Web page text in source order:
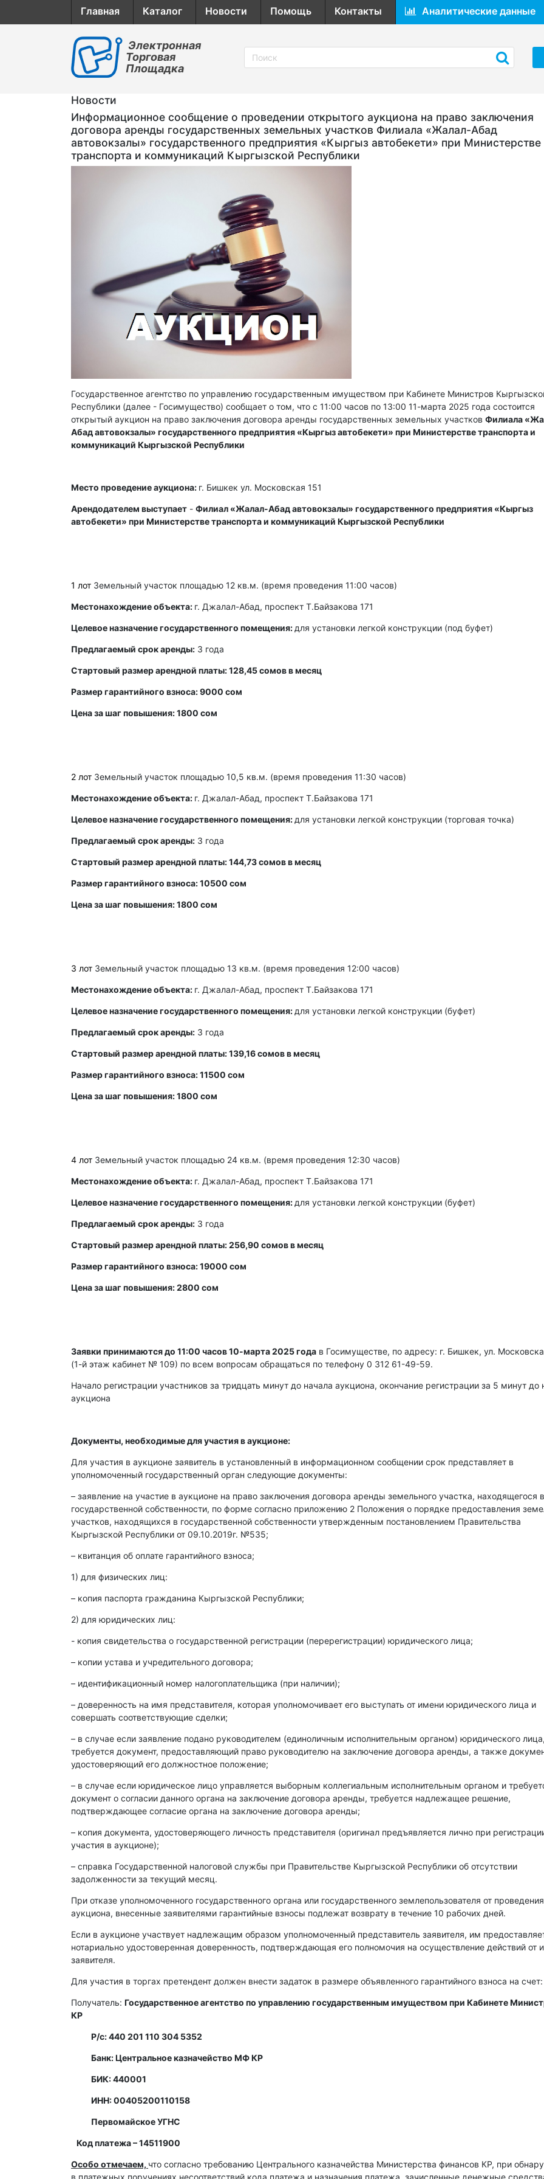
Главная Каталог Новости Помощь Контакты Аналитические данные
Электронная
Торговая
Площадка
Новости
Информационное сообщение о проведении открытого аукциона на право заключения
договора аренды государственных земельных участков Филиала «Жалал-Абад
автовокзалы» государственного предприятия «Кыргыз автобекети» при Министерстве
транспорта и коммуникаций Кыргызской Республики
Государственное агентство по управлению государственным имуществом при Кабинете Министров
Республики (далее - Госимущество) сообщает о том, что с 11:00 часов по 13:00 11-марта 2025 года состоится
открытый аукцион на право заключения договора аренды государственных земельных участков Филиала
Абад автовокзалы» государственного предприятия «Кыргыз автобекети» при Министерстве транспорта и
коммуникаций Кыргызской Республики
Место проведение аукциона: г. Бишкек ул. Московская 151
Арендодателем выступает - Филиал «Жалал-Абад автовокзалы» государственного предприятия «Кыргыз
автобекети» при Министерстве транспорта и коммуникаций Кыргызской Республики
1 лот Земельный участок площадью 12 кв.м. (время проведения 11:00 часов)
Местонахождение объекта: г. Джалал-Абад, проспект Т.Байзакова 171
Целевое назначение государственного помещения: для установки легкой конструкции (под буфет)
Предлагаемый срок аренды: 3 года
Стартовый размер арендной платы: 128,45 сомов в месяц
Размер гарантийного взноса: 9000 сом
Цена за шаг повышения: 1800 сом
2 лот Земельный участок площадью 10,5 кв.м. (время проведения 11:30 часов)
Местонахождение объекта: г. Джалал-Абад, проспект Т.Байзакова 171
Целевое назначение государственного помещения: для установки легкой конструкции (торговая точка)
Предлагаемый срок аренды: 3 года
Стартовый размер арендной платы: 144,73 сомов в месяц
Размер гарантийного взноса: 10500 сом
Цена за шаг повышения: 1800 сом
3 лот Земельный участок площадью 13 кв.м. (время проведения 12:00 часов)
Местонахождение объекта: г. Джалал-Абад, проспект Т.Байзакова 171
Целевое назначение государственного помещения: для установки легкой конструкции (буфет)
Предлагаемый срок аренды: 3 года
Стартовый размер арендной платы: 139,16 сомов в месяц
Размер гарантийного взноса: 11500 сом
Цена за шаг повышения: 1800 сом
4 лот Земельный участок площадью 24 кв.м. (время проведения 12:30 часов)
Местонахождение объекта: г. Джалал-Абад, проспект Т.Байзакова 171
Целевое назначение государственного помещения: для установки легкой конструкции (буфет)
Предлагаемый срок аренды: 3 года
Стартовый размер арендной платы: 256,90 сомов в месяц
Размер гарантийного взноса: 19000 сом
Цена за шаг повышения: 2800 сом
Заявки принимаются до 11:00 часов 10-марта 2025 года в Госимуществе, по адресу: г. Бишкек, ул.
(1-й этаж кабинет № 109) по всем вопросам обращаться по телефону 0 312 61-49-59.
Начало регистрации участников за тридцать минут до начала аукциона, окончание регистрации за 5 минут до
аукциона
Документы, необходимые для участия в аукционе:
Для участия в аукционе заявитель в установленный в информационном сообщении срок представляет в
уполномоченный государственный орган следующие документы:
– заявление на участие в аукционе на право заключения договора аренды земельного участка, находящегося в
государственной собственности, по форме согласно приложению 2 Положения о порядке предоставления
участков, находящихся в государственной собственности утвержденным постановлением Правительства
Кыргызской Республики от 09.10.2019г. №535;
– квитанция об оплате гарантийного взноса;
1) для физических лиц:
– копия паспорта гражданина Кыргызской Республики;
2) для юридических лиц:
- копия свидетельства о государственной регистрации (перерегистрации) юридического лица;
– копии устава и учредительного договора;
– идентификационный номер налогоплательщика (при наличии);
– доверенность на имя представителя, которая уполномочивает его выступать от имени юридического лица и
совершать соответствующие сделки;
– в случае если заявление подано руководителем (единоличным исполнительным органом) юридического лица,
требуется документ, предоставляющий право руководителю на заключение договора аренды, а также
удостоверяющий его должностное положение;
– в случае если юридическое лицо управляется выборным коллегиальным исполнительным органом и
документ о согласии данного органа на заключение договора аренды, требуется надлежащее решение,
подтверждающее согласие органа на заключение договора аренды;
– копия документа, удостоверяющего личность представителя (оригинал предъявляется лично при
участия в аукционе);
– справка Государственной налоговой службы при Правительстве Кыргызской Республики об отсутствии
задолженности за текущий месяц.
При отказе уполномоченного государственного органа или государственного землепользователя от проведения
аукциона, внесенные заявителями гарантийные взносы подлежат возврату в течение 10 рабочих дней.
Если в аукционе участвует надлежащим образом уполномоченный представитель заявителя, им
нотариально удостоверенная доверенность, подтверждающая его полномочия на осуществление действий от
заявителя.
Для участия в торгах претендент должен внести задаток в размере объявленного гарантийного взноса на счет:
Получатель: Государственное агентство по управлению государственным имуществом при Кабинете
КР
Р/с:440 201 110 304 5352
Банк: Центральное казначейство МФ КР
БИК: 440001
ИНН: 00405200110158
Первомайское УГНС
Код платежа – 14511900
Особо отмечаем, что согласно требованию Центрального казначейства Министерства финансов КР, при
в платежных поручениях несоответствий кода платежа и назначения платежа, зачисленные денежные